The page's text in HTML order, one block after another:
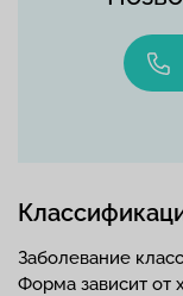
Заболевание
Форма зависит от